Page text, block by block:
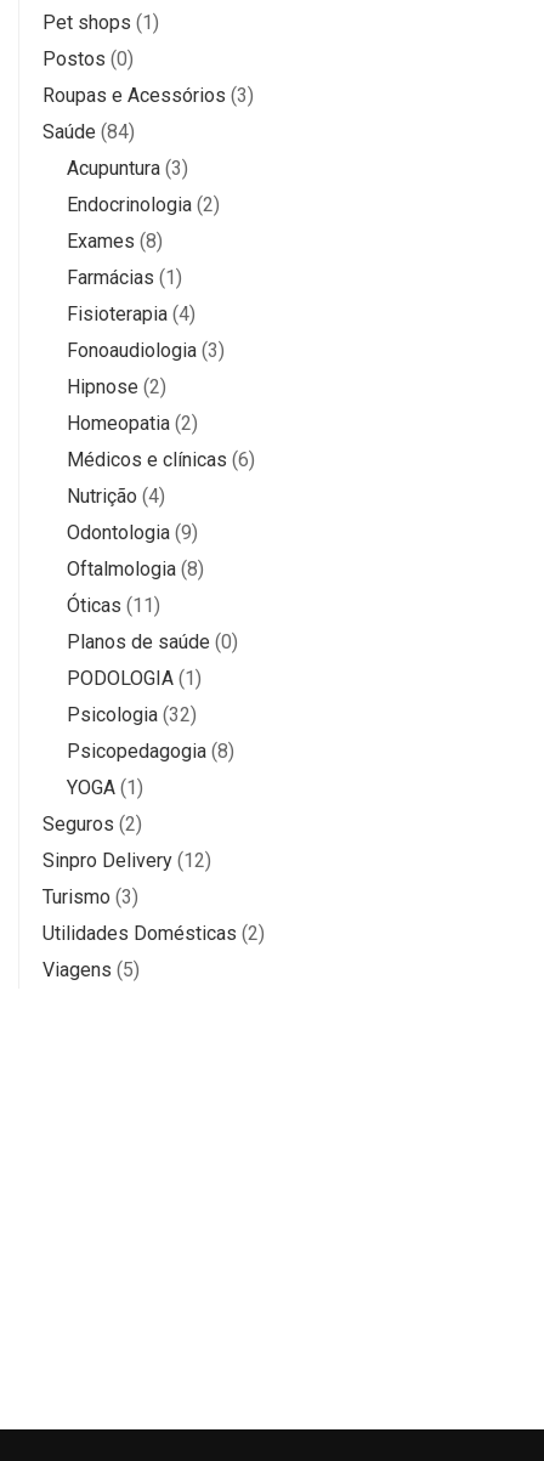
Pet shops (1)
Postos (0)
Roupas e Acessórios (3)
Saúde (84)
Acupuntura (3)
Endocrinologia (2)
Exames (8)
Farmácias (1)
Fisioterapia (4)
Fonoaudiologia (3)
Hipnose (2)
Homeopatia (2)
Médicos e clínicas (6)
Nutrição (4)
Odontologia (9)
Oftalmologia (8)
Óticas (11)
Planos de saúde (0)
PODOLOGIA (1)
Psicologia (32)
Psicopedagogia (8)
YOGA (1)
Seguros (2)
Sinpro Delivery (12)
Turismo (3)
Utilidades Domésticas (2)
Viagens (5)